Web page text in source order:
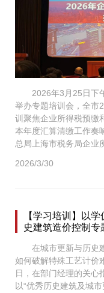
2026年3月25日下午
举办专题培训会，全市
训聚焦企业所得税预缴
本年度汇算清缴工作
总局上海市税务局企业
2026/3/30
【学习培训】以
史建筑造价控制专
在城市更新与历史建
如何破解特殊工艺计价
日，在部门经理的关心
以“优秀历史建筑及城